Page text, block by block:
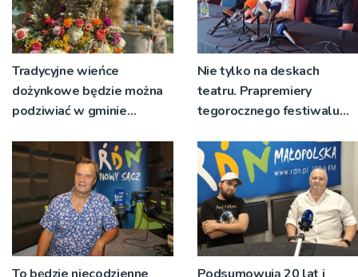
Tradycyjne wieńce
dożynkowe będzie można
podziwiać w gminie
Nie tylko na deskach
teatru. Prapremiery
tegorocznego festiwalu
niecodziennych
okolicznościach